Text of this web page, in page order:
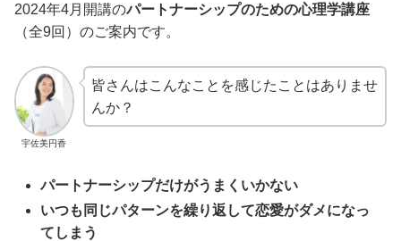
2024年4月開講のパートナーシップのための心理学講座
（全9回）のご案内です。
宇佐美円香
皆さんはこんなことを感じたことはありませ
んか？
パートナーシップだけがうまくいかない
いつも同じパターンを繰り返して恋愛がダメになっ
てしまう